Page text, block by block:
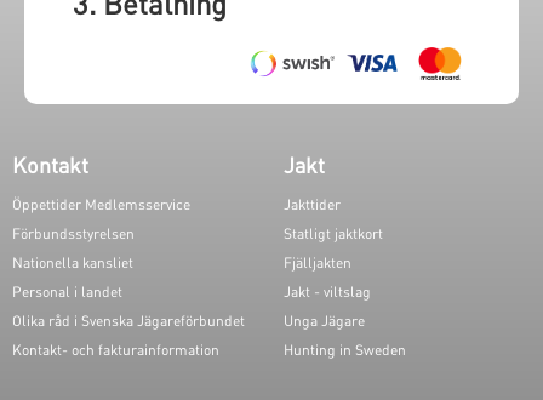
Kontakt
Öppettider Medlemsservice
Förbundsstyrelsen
Nationella kansliet
Personal i landet
Olika råd i Svenska Jägareförbundet
Kontakt- och fakturainformation
Jakt
Jakttider
Statligt jaktkort
Fjälljakten
Jakt - viltslag
Unga Jägare
Hunting in Sweden